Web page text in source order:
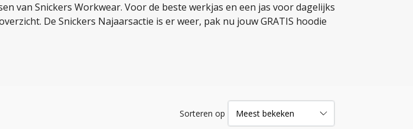
van Snickers Workwear. Voor de beste werkjas en een jas voor dagelijks
De Snickers Najaarsactie is er weer, pak nu jouw GRATIS hoodie
Sorteren op